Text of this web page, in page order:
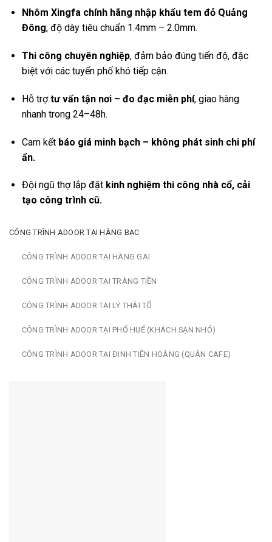
Nhôm Xingfa chính hãng nhập khẩu tem đỏ Quảng
Đông, độ dày tiêu chuẩn 1.4mm – 2.0mm.
Thi công chuyên nghiệp, đảm bảo đúng tiến độ, đặc
biệt với các tuyến phố khó tiếp cận.
Hỗ trợtư vấn tận nơi – đo đạc miễn phí, giao hàng
nhanh trong 24–48h.
Cam kết báo giá minh bạch – không phát sinh chi phí
ẩn.
Đội ngũ thợ lắp đặt kinh nghiệm thi công nhà cổ, cải
tạo công trình cũ.
CÔNG TRÌNH ADOOR TẠI HÀNG BẠC
CÔNG TRÌNH ADOOR TẠI HÀNG GAI
CÔNG TRÌNH ADOOR TẠI TRÀNG TIỀN
CÔNG TRÌNH ADOOR TẠI LÝ THÁI TỔ
CÔNG TRÌNH ADOOR TẠI PHỐ HUẾ (KHÁCH SẠN NHỎ)
CÔNG TRÌNH ADOOR TẠI ĐINH TIÊN HOÀNG (QUÁN CAFE)